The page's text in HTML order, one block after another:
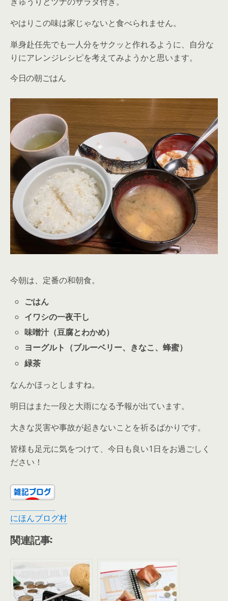
やはりこの味は家じゃないと食べられません。
単身赴任先でも一人分をサクッと作れるように、自分な
りにアレンジレシピを考えてみようかと思います。
今日の朝ごはん
今朝は、定番の和朝食。
ごはん
イワシの一夜干し
味噌汁（豆腐とわかめ）
ヨーグルト（ブルーベリー、きなこ、蜂蜜）
緑茶
なんかほっとしますね。
明日はまた一段と大雨になる予報が出ています。
大きな災害や事故が起きないことを祈るばかりです。
皆様も足元に気をつけて、今日も良い1日をお過ごしく
ださい！
にほんブログ村
関連記事: